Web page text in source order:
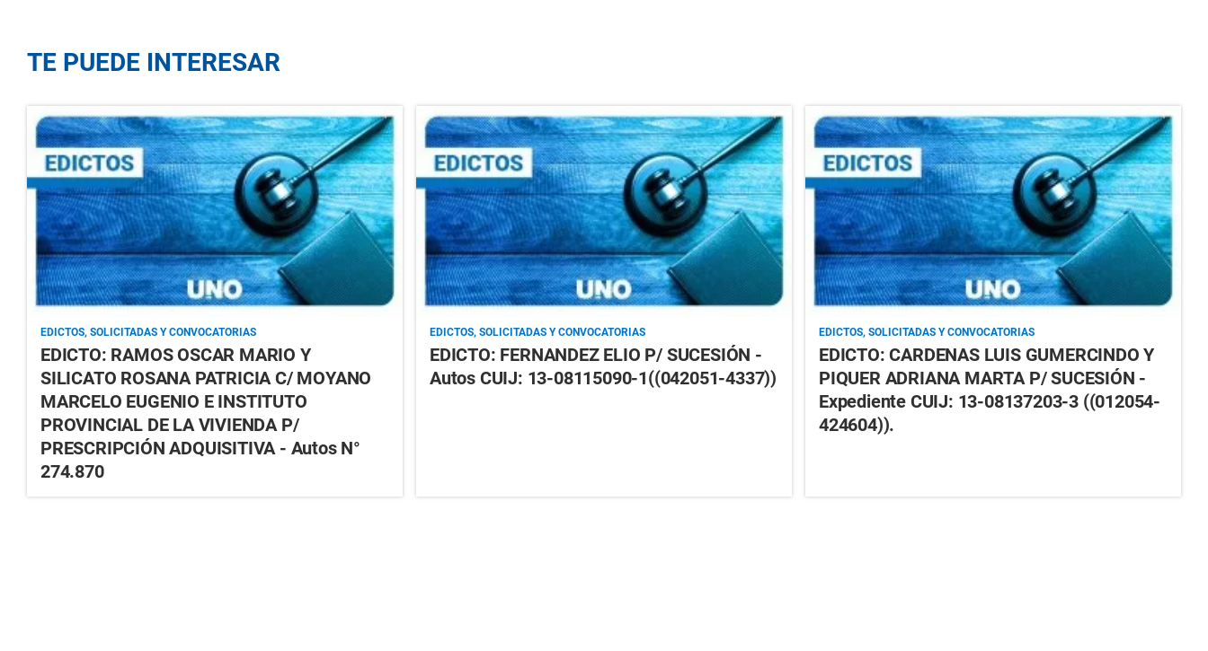
TE PUEDE INTERESAR
EDICTOS, SOLICITADAS Y CONVOCATORIAS
EDICTO: RAMOS OSCAR MARIO Y
SILICATO ROSANA PATRICIA C/ MOYANO
MARCELO EUGENIO E INSTITUTO
PROVINCIAL DE LA VIVIENDA P/
PRESCRIPCIÓN ADQUISITIVA - Autos N°
274.870
EDICTOS, SOLICITADAS Y CONVOCATORIAS
EDICTO: FERNANDEZ ELIO P/ SUCESIÓN -
Autos CUIJ: 13-08115090-1((042051-4337))
EDICTOS, SOLICITADAS Y CONVOCATORIAS
EDICTO: CARDENAS LUIS GUMERCINDO Y
PIQUER ADRIANA MARTA P/ SUCESIÓN -
Expediente CUIJ: 13-08137203-3 ((012054-
424604)).